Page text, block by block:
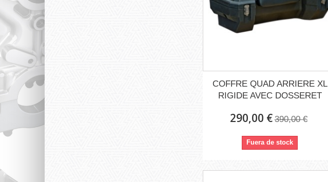
COFFRE QUAD ARRIERE XL
RIGIDE AVEC DOSSERET
290,00 € 390,00 €
Fuera de stock